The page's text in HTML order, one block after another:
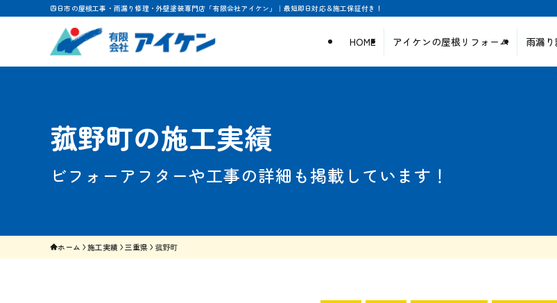
四日市の屋根工事・雨漏り修理・外壁塗装専門店「有限会社アイケン」｜最短即日対応＆施工保証付き！
HOME アイケンの屋根リフォーム 雨漏
菰野町の施工実績
ビフォーアフターや工事の詳細も掲載しています！
ホーム 施工実績 三重県 菰野町